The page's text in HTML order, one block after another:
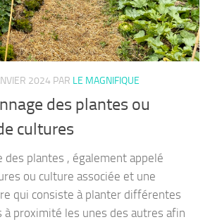
2024 PAR LE MAGNIFIQUE
des plantes ou
cultures
des plantes , également appelé
ou culture associée et une
qui consiste à planter différentes
à proximité les unes des autres afin